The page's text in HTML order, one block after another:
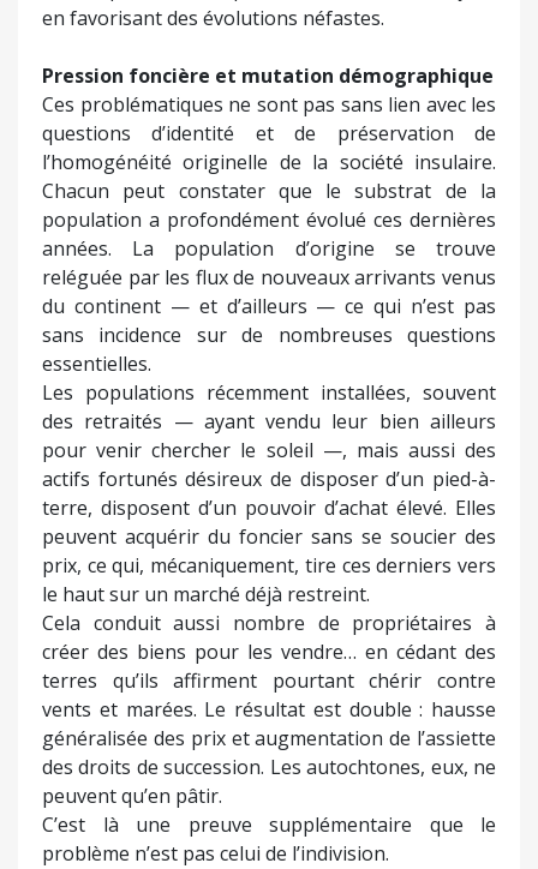
en favorisant des évolutions néfastes.
Pression foncière et mutation démographique
Ces problématiques ne sont pas sans lien avec les
questions d’identité et de préservation de
l’homogénéité originelle de la société insulaire.
Chacun peut constater que le substrat de la
population a profondément évolué ces dernières
années. La population d’origine se trouve
reléguée par les flux de nouveaux arrivants venus
du continent — et d’ailleurs — ce qui n’est pas
sans incidence sur de nombreuses questions
essentielles.
Les populations récemment installées, souvent
des retraités — ayant vendu leur bien ailleurs
pour venir chercher le soleil —, mais aussi des
actifs fortunés désireux de disposer d’un pied-à-
terre, disposent d’un pouvoir d’achat élevé. Elles
peuvent acquérir du foncier sans se soucier des
prix, ce qui, mécaniquement, tire ces derniers vers
le haut sur un marché déjà restreint.
Cela conduit aussi nombre de propriétaires à
créer des biens pour les vendre… en cédant des
terres qu’ils affirment pourtant chérir contre
vents et marées. Le résultat est double : hausse
généralisée des prix et augmentation de l’assiette
des droits de succession. Les autochtones, eux, ne
peuvent qu’en pâtir.
C’est là une preuve supplémentaire que le
problème n’est pas celui de l’indivision.